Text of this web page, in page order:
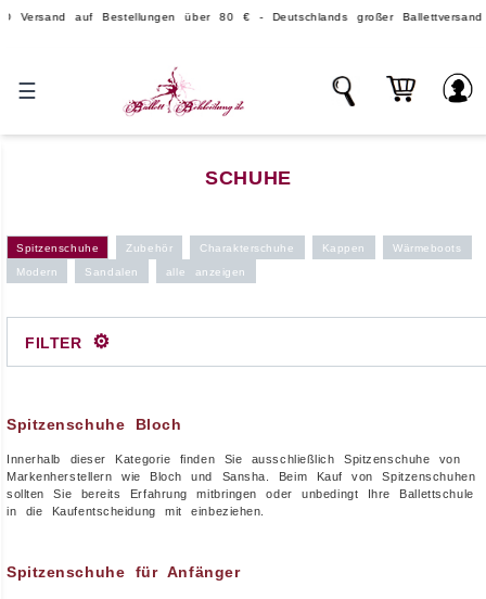
auf Bestellungen über 80 € - Deutschlands großer Ballettversand.
☰
SCHUHE
Spitzenschuhe Zubehör Charakterschuhe Kappen
Wärmeboots
Modern
Sandalen alle anzeigen
FILTER ⚙
Spitzenschuhe Bloch
Innerhalb dieser Kategorie finden Sie ausschließlich Spitzenschuhe von
Markenherstellern wie Bloch und Sansha. Beim Kauf von Spitzenschuhen
sollten Sie bereits Erfahrung mitbringen oder unbedingt Ihre Ballettschule
in die Kaufentscheidung mit einbeziehen.
Spitzenschuhe für Anfänger